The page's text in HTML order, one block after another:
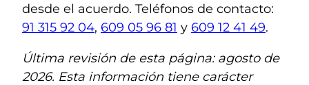
desde el acuerdo. Teléfonos de contacto:
91 315 92 04, 609 05 96 81 y 609 12 41 49.
Última revisión de esta página: agosto de
2026. Esta información tiene carácter